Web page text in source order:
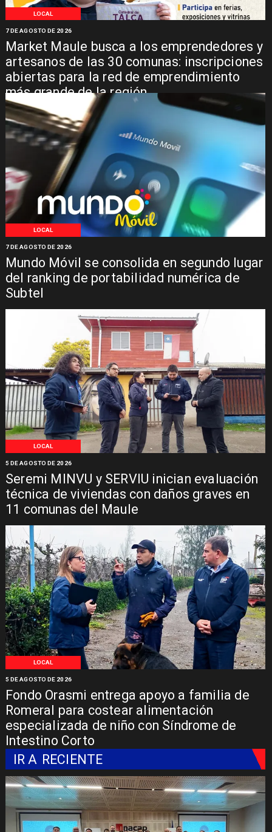
LOCAL
Market Maule busca a los emprendedores y
artesanos de las 30 comunas: inscripciones
abiertas para la red de emprendimiento
más grande de la región
7 DE AGOSTO DE 2026
LOCAL
Mundo Móvil se consolida en segundo lugar
del ranking de portabilidad numérica de
Subtel
7 DE AGOSTO DE 2026
LOCAL
Seremi MINVU y SERVIU inician evaluación
técnica de viviendas con daños graves en
11 comunas del Maule
5 DE AGOSTO DE 2026
LOCAL
Fondo Orasmi entrega apoyo a familia de
Romeral para costear alimentación
especializada de niño con Síndrome de
Intestino Corto
5 DE AGOSTO DE 2026
IR A RECIENTE